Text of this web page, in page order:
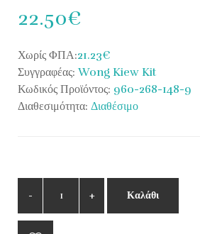
22.50€
Χωρίς ΦΠΑ:21.23€
Συγγραφέας:Wong Kiew Kit
Κωδικός Προϊόντος: 960-268-148-9
Διαθεσιμότητα: Διαθέσιμο
Καλάθι